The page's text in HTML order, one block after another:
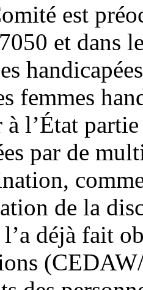
est
et dans
femmes
à l’État
par de
de la
déjà fait